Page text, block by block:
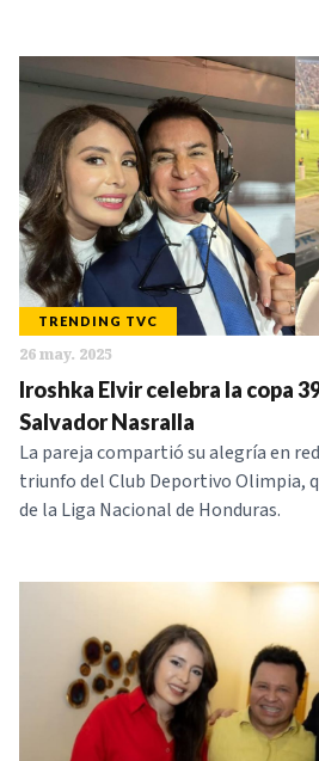
TRENDING TVC
26 may. 2025
Iroshka Elvir celebra la copa
Salvador Nasralla
La pareja compartió su alegría en
triunfo del Club Deportivo Olimpia,
de la Liga Nacional de Honduras.